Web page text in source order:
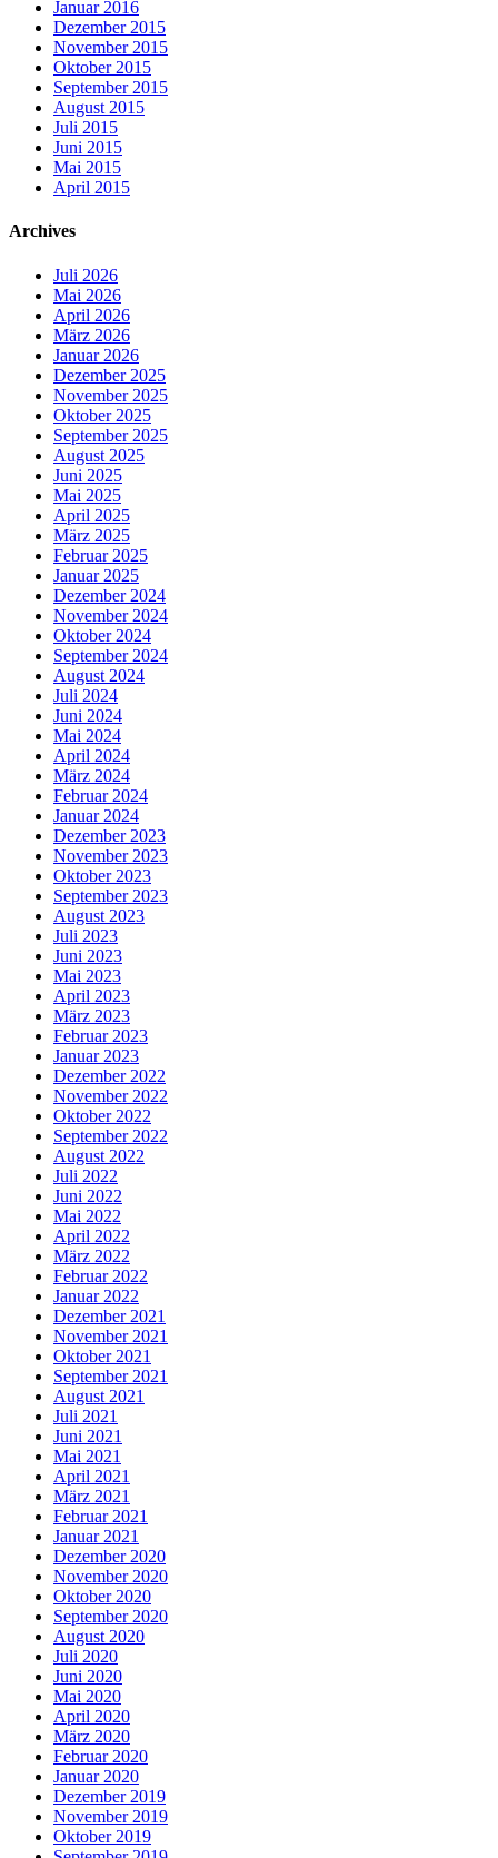
Januar 2016
Dezember 2015
November 2015
Oktober 2015
September 2015
August 2015
Juli 2015
Juni 2015
Mai 2015
April 2015
Archives
Juli 2026
Mai 2026
April 2026
März 2026
Januar 2026
Dezember 2025
November 2025
Oktober 2025
September 2025
August 2025
Juni 2025
Mai 2025
April 2025
März 2025
Februar 2025
Januar 2025
Dezember 2024
November 2024
Oktober 2024
September 2024
August 2024
Juli 2024
Juni 2024
Mai 2024
April 2024
März 2024
Februar 2024
Januar 2024
Dezember 2023
November 2023
Oktober 2023
September 2023
August 2023
Juli 2023
Juni 2023
Mai 2023
April 2023
März 2023
Februar 2023
Januar 2023
Dezember 2022
November 2022
Oktober 2022
September 2022
August 2022
Juli 2022
Juni 2022
Mai 2022
April 2022
März 2022
Februar 2022
Januar 2022
Dezember 2021
November 2021
Oktober 2021
September 2021
August 2021
Juli 2021
Juni 2021
Mai 2021
April 2021
März 2021
Februar 2021
Januar 2021
Dezember 2020
November 2020
Oktober 2020
September 2020
August 2020
Juli 2020
Juni 2020
Mai 2020
April 2020
März 2020
Februar 2020
Januar 2020
Dezember 2019
November 2019
Oktober 2019